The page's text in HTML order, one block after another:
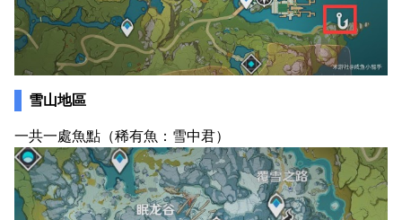
雪山地區
一共一處魚點（稀有魚：雪中君）